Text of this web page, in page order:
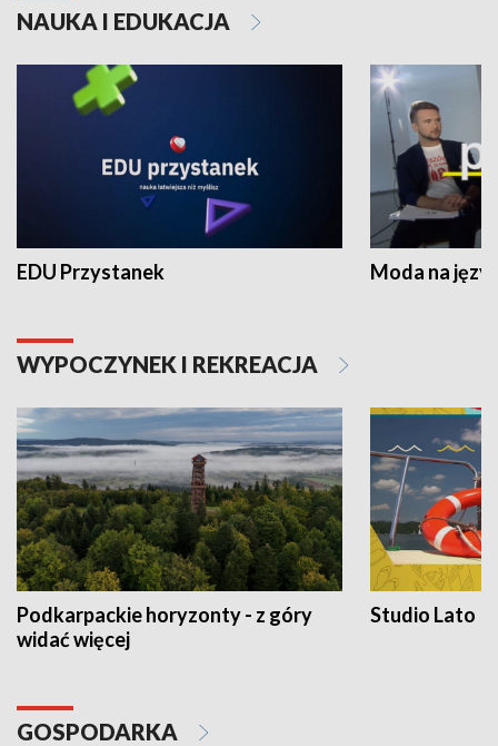
NAUKA I EDUKACJA
EDU Przystanek Moda na
WYPOCZYNEK I REKREACJA
Podkarpackie horyzonty - z góry
widać więcej
Studio Lato
GOSPODARKA